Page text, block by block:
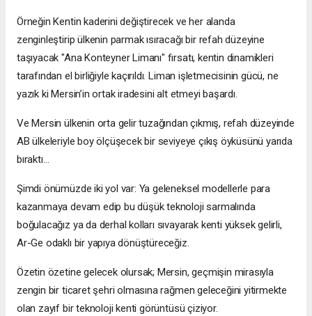
Örneğin Kentin kaderini değiştirecek ve her alanda
zenginleştirip ülkenin parmak ısıracağı bir refah düzeyine
taşıyacak "Ana Konteyner Limanı" fırsatı, kentin dinamikleri
tarafından el birliğiyle kaçırıldı. Liman işletmecisinin gücü, ne
yazık ki Mersin’in ortak iradesini alt etmeyi başardı.
Ve Mersin ülkenin orta gelir tuzağından çıkmış, refah düzeyinde
AB ülkeleriyle boy ölçüşecek bir seviyeye çıkış öyküsünü yarıda
bıraktı…
Şimdi önümüzde iki yol var: Ya geleneksel modellerle para
kazanmaya devam edip bu düşük teknoloji sarmalında
boğulacağız ya da derhal kolları sıvayarak kenti yüksek gelirli,
Ar-Ge odaklı bir yapıya dönüştüreceğiz.
Özetin özetine gelecek olursak; Mersin, geçmişin mirasıyla
zengin bir ticaret şehri olmasına rağmen geleceğini yitirmekte
olan zayıf bir teknoloji kenti görüntüsü çiziyor.